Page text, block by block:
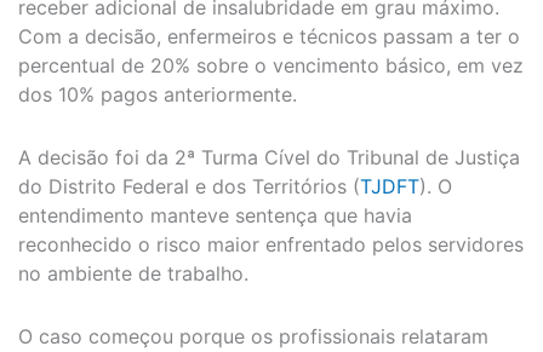
receber adicional de insalubridade em grau máximo.
Com a decisão, enfermeiros e técnicos passam a ter o
percentual de 20% sobre o vencimento básico, em vez
dos 10% pagos anteriormente.
A decisão foi da 2ª Turma Cível do Tribunal de Justiça
do Distrito Federal e dos Territórios (TJDFT). O
entendimento manteve sentença que havia
reconhecido o risco maior enfrentado pelos servidores
no ambiente de trabalho.
O caso começou porque os profissionais relataram